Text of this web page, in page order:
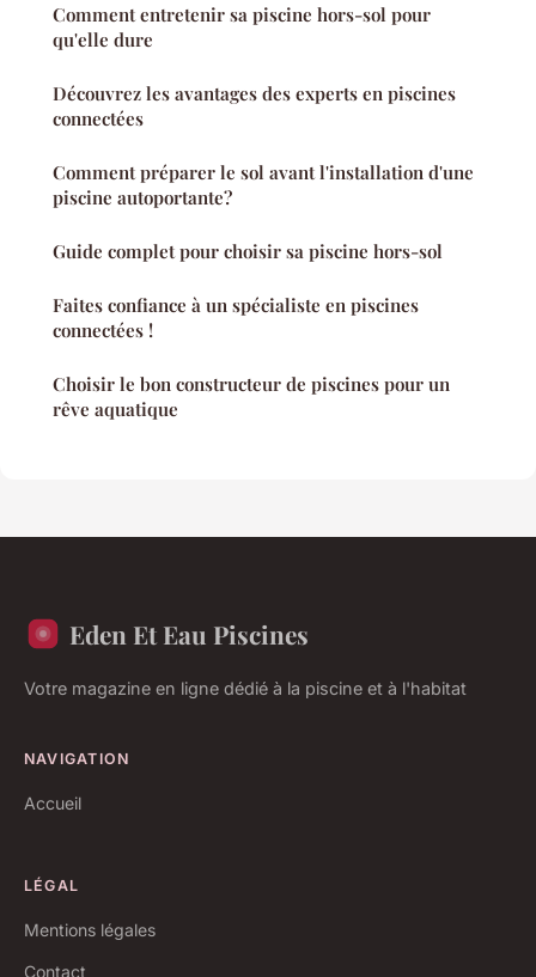
Comment entretenir sa piscine hors-sol pour
qu'elle dure
Découvrez les avantages des experts en piscines
connectées
Comment préparer le sol avant l'installation d'une
piscine autoportante?
Guide complet pour choisir sa piscine hors-sol
Faites confiance à un spécialiste en piscines
connectées !
Choisir le bon constructeur de piscines pour un
rêve aquatique
Eden Et Eau Piscines
Votre magazine en ligne dédié à la piscine et à l'habitat
NAVIGATION
Accueil
LÉGAL
Mentions légales
Contact